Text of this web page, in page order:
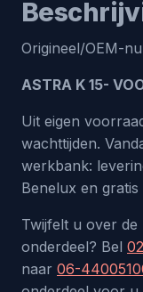
origineel
39089203
Origineel/OEM-
ASTRA K 15-
Uit eigen
wachttijden.
werkbank:
Benelux en
Twijfelt u over
onderdeel? Bel
naar 06-